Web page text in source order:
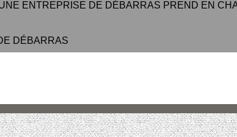
ENTREPRISE DE DÉBARRAS PREND EN
DÉBARRAS